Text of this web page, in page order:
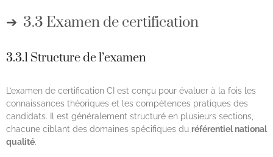
3.3 Examen de certification
3.3.1 Structure de l’examen
L’examen de certification CI est conçu pour évaluer à la fois les
connaissances théoriques et les compétences pratiques des
candidats. Il est généralement structuré en plusieurs sections,
chacune ciblant des domaines spécifiques du référentiel national
qualité.